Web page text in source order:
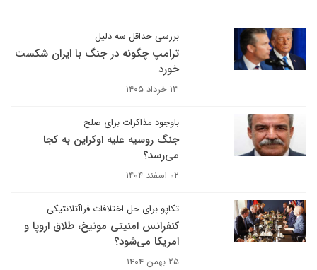
بررسی حداقل سه دلیل
ترامپ چگونه در جنگ با ایران شکست
خورد
۱۳ خرداد ۱۴۰۵
باوجود مذاکرات برای صلح
جنگ روسیه علیه اوکراین به کجا
می‌رسد؟
۰۲ اسفند ۱۴۰۴
تکاپو برای حل اختلافات فراآتلانتیکی
کنفرانس امنیتی مونیخ، طلاق اروپا و
امریکا می‌شود؟
۲۵ بهمن ۱۴۰۴